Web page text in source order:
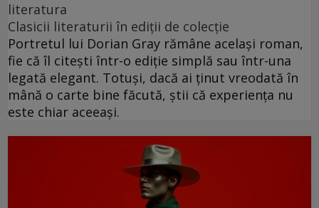
literatura
Clasicii literaturii în ediții de colecție
Portretul lui Dorian Gray rămâne același roman,
fie că îl citești într-o ediție simplă sau într-una
legată elegant. Totuși, dacă ai ținut vreodată în
mână o carte bine făcută, știi că experiența nu
este chiar aceeași.